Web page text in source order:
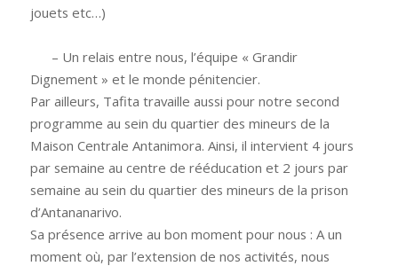
jouets etc…)
– Un relais entre nous, l’équipe « Grandir
Dignement » et le monde pénitencier.
Par ailleurs, Tafita travaille aussi pour notre second
programme au sein du quartier des mineurs de la
Maison Centrale Antanimora. Ainsi, il intervient 4 jours
par semaine au centre de rééducation et 2 jours par
semaine au sein du quartier des mineurs de la prison
d’Antananarivo.
Sa présence arrive au bon moment pour nous : A un
moment où, par l’extension de nos activités, nous